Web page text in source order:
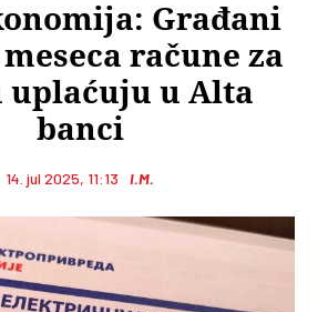
Građani
račune za
u Alta
banci
14. jul 2025, 11:13 I.M.